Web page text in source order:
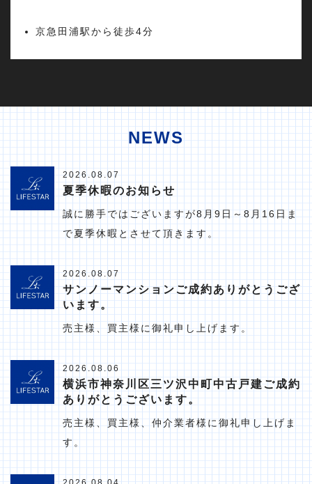
京急田浦駅から徒歩4分
NEWS
2026.08.07
夏季休暇のお知らせ
誠に勝手ではございますが8月9日～8月16日ま
で夏季休暇とさせて頂きます。
2026.08.07
サンノーマンションご成約ありがとうござ
います。
売主様、買主様に御礼申し上げます。
2026.08.06
横浜市神奈川区三ツ沢中町中古戸建ご成約
ありがとうございます。
売主様、買主様、仲介業者様に御礼申し上げま
す。